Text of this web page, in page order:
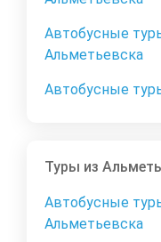
Автобусные
Альметьевска
Автобусные
Туры из
Автобусные
Альметьевска